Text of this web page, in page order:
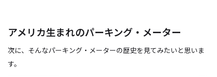
アメリカ生まれのパーキング・メーター
次に、そんなパーキング・メーターの歴史を見てみたいと思いま
す。